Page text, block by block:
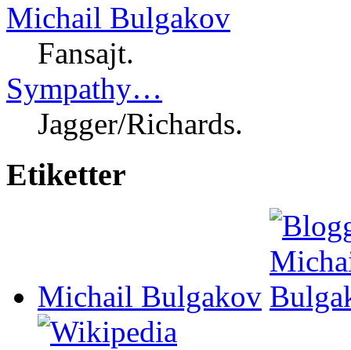
Michail Bulgakov
Fansajt.
Sympathy…
Jagger/Richards.
Etiketter
Michail Bulgakov